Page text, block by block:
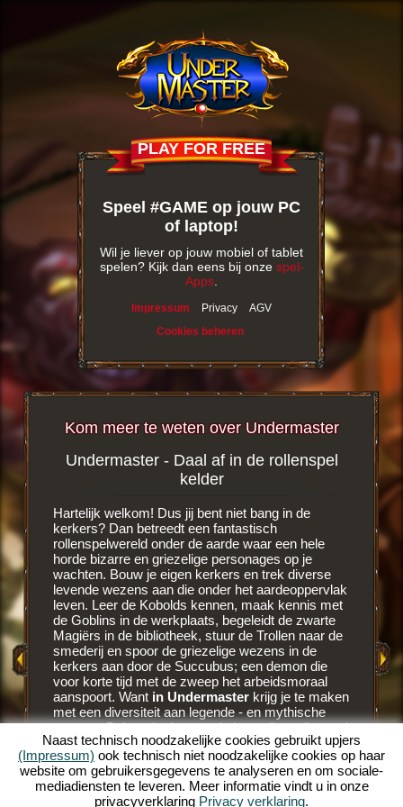
PLAY FOR FREE
Speel #GAME op jouw PC
of laptop!
Wil je liever op jouw mobiel of tablet
spelen? Kijk dan eens bij onze spel-
Apps
Impressum Privacy
AGV
Cookies beheren
Kom meer te weten over Undermaster
Undermaster - Daal af in de rollenspel
kelder
Hartelijk welkom! Dus jij bent niet bang in de
kerkers? Dan betreedt een fantastisch
rollenspelwereld onder de aarde waar een hele
horde bizarre en griezelige personages op je
wachten. Bouw je eigen kerkers en trek diverse
levende wezens aan die onder het aardeoppervlak
leven. Leer de Kobolds kennen, maak kennis met
de Goblins in de werkplaats, begeleidt de zwarte
Magiërs in de bibliotheek, stuur de Trollen naar de
smederij en spoor de griezelige wezens in de
kerkers aan door de Succubus; een demon die
voor korte tijd met de zweep het arbeidsmoraal
aanspoort. Want in Undermasterkrijg je te maken
met een diversiteit aan legende - en mythische
wezens. Beheer je dungeon in het online rollenspel
en bouw het uit over meerdere etages. Bouw
diverse kerkers, decoreer je kerkers met vele
items en verfraai de donkere ruimtes met
brandende fakkels. Beleef het unieke online
rollenspel Undermaster. Wil je nog meer weten wat
Het is
van de
je een
eigen
lessen
spoort
maar ze
Naast technisch noodzakelijke cookies gebruikt upjers
(Impressum) ook technisch niet noodzakelijke cookies op haar
website om gebruikersgegevens te analyseren en om sociale-
mediadiensten te leveren. Meer informatie vindt u in onze
privacyverklaring Privacy verklaring.